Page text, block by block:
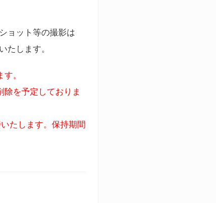
ョット等の撮影は
たします。
。
を予定しておりま
たします。保持期間